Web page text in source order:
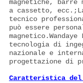
magnetiche, barre
a cassetto,
tecnico
può essere
tecnologia di
nazionale e
progettazione di
Caratteristica del